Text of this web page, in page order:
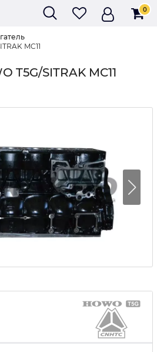
0
MC11
T5G/SITRAK MC11